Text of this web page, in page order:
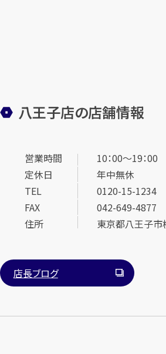
八王子店の店舗情報
営業時間
10：00～19：00
定休日
年中無休
TEL
0120-15-1234
FAX
042-649-4877
住所
東京都八王子
店長ブログ